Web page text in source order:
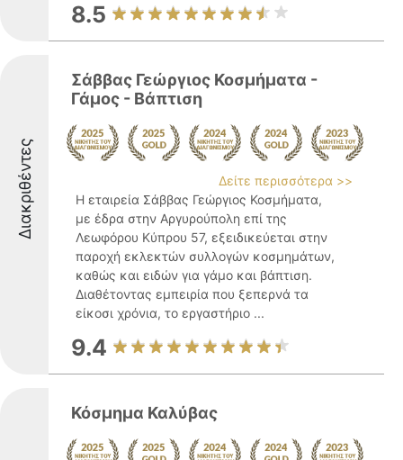
8.5
Διακριθέντες
Σάββας Γεώργιος Κοσμήματα -
Γάμος - Βάπτιση
Δείτε περισσότερα >>
Η εταιρεία Σάββας Γεώργιος Κοσμήματα,
με έδρα στην Αργυρούπολη επί της
Λεωφόρου Κύπρου 57, εξειδικεύεται στην
παροχή εκλεκτών συλλογών κοσμημάτων,
καθώς και ειδών για γάμο και βάπτιση.
Διαθέτοντας εμπειρία που ξεπερνά τα
είκοσι χρόνια, το εργαστήριο ...
9.4
Κόσμημα Καλύβας